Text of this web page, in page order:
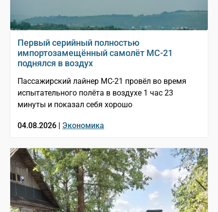
Первый серийный полностью
импортозамещённый самолёт МС-21
поднялся в воздух
Пассажирский лайнер МС-21 провёл во время
испытательного полёта в воздухе 1 час 23
минуты и показал себя хорошо
04.08.2026 | Экономика